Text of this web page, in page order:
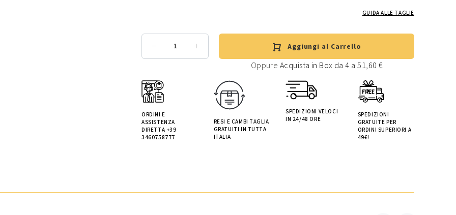
GUIDA ALLE TAGLIE
Aggiungi al Carrello
Oppure Acquista in Box da 4 a 51,60 €
ORDINI E
ASSISTENZA
DIRETTA +39
3460758777
RESI E CAMBI TAGLIA
GRATUITI IN TUTTA
ITALIA
SPEDIZIONI VELOCI
IN 24/48 ORE
SPEDIZIONI
GRATUITE PER
ORDINI SUPERIORI A
49€!